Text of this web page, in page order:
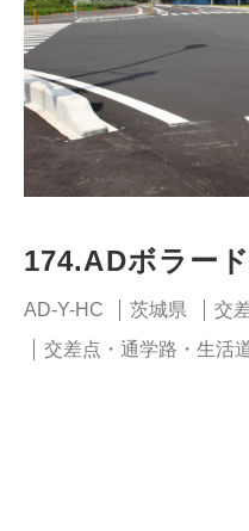
174.ADボラード
AD-Y-HC 茨城県
交
交差点・通学路・生活